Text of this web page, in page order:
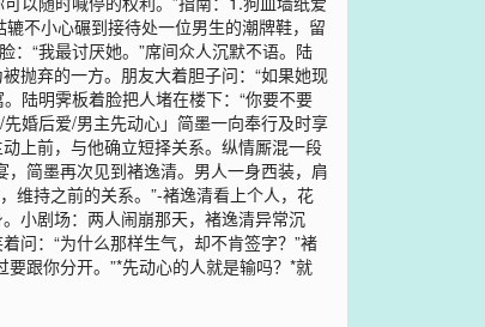
不小心碾到接待处一位男生的潮牌鞋，留
：“我最讨厌她。”席间众人沉默不语。陆
抛弃的一方。朋友大着胆子问：“如果她现
陆明霁板着脸把人堵在楼下：“你要不要
婚后爱/男主先动心」简墨一向奉行及时享
上前，与他确立短择关系。纵情厮混一段
简墨再次见到褚逸清。男人一身西装，肩
维持之前的关系。”-褚逸清看上个人，花
小剧场：两人闹崩那天，褚逸清异常沉
问：“为什么那样生气，却不肯签字？”褚
跟你分开。”*先动心的人就是输吗？*就